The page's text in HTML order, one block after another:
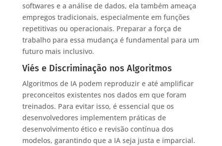
softwares e a análise de dados, ela também ameaça
empregos tradicionais, especialmente em funções
repetitivas ou operacionais. Preparar a força de
trabalho para essa mudança é fundamental para um
futuro mais inclusivo.
Viés e Discriminação nos Algoritmos
Algoritmos de IA podem reproduzir e até amplificar
preconceitos existentes nos dados em que foram
treinados. Para evitar isso, é essencial que os
desenvolvedores implementem práticas de
desenvolvimento ético e revisão contínua dos
modelos, garantindo que a IA seja justa e imparcial.